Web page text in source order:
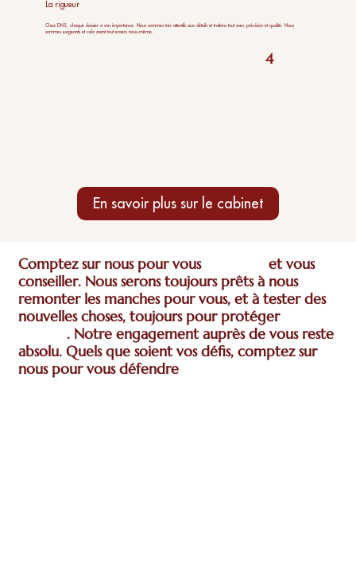
Chez DNS, chaque dossier a son importance. Nous sommes très attentifs aux détails et traitons tout avec précision et qualité. Nous
sommes exigeants et cela avant tout envers nous-même.
La rigueur
4
En savoir plus sur le cabinet
Comptez sur nous pour vous
et vous
conseiller. Nous serons toujours prêts à nous
remonter les manches pour vous, et à tester des
nouvelles choses, toujours pour protéger
. Notre engagement auprès de vous reste
absolu. Quels que soient vos défis, comptez sur
nous pour vous défendre